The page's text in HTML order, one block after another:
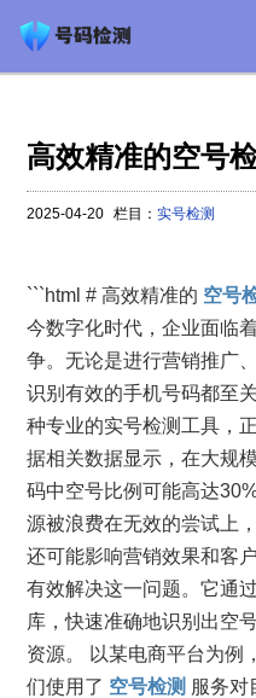
高效精准的空号
2025-04-20 栏目：实号检测
```html # 高效精准的 空号
今数字化时代，企业面临
争。无论是进行营销推广
识别有效的手机号码都至关
种专业的实号检测工具，
据相关数据显示，在大规
码中空号比例可能高达
源被浪费在无效的尝试上
还可能影响营销效果和客
有效解决这一问题。它通
库，快速准确地识别出空
资源。 以某电商平台为例
们使用了 空号检测 服务对